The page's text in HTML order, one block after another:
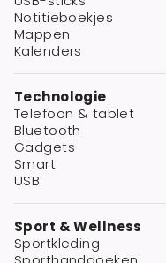
Notitieboekjes
Mappen
Kalenders
Technologie
Telefoon & tablet
Bluetooth
Gadgets
Smart
USB
Sport & Wellness
Sportkleding